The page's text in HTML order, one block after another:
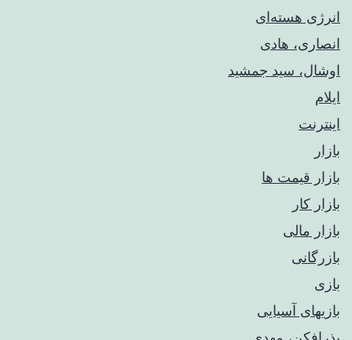
انرژی هسته‌ای
انصاری، هادی
اوشال، سید جمشید
ایلام
اینترنت
بازار
بازار قیمت ها
بازار کار
بازار مالی
بازرگانی
بازی
بازیهای آسیایی